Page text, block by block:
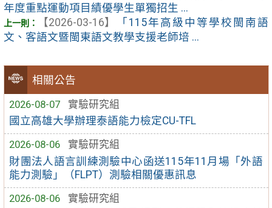
相關公告
2026-08-07
實驗研究組
國立高雄大學辦理泰語能力檢定CU-TFL
2026-08-06
實驗研究組
財團法人語言訓練測驗中心函送115年11月場「外語
能力測驗」（FLPT）測驗相關優惠訊息
2026-08-06
實驗研究組
年度重點運動項目績優學生單獨招生 ...
【2026-03-16】
「115年高級中等學校閩南語
文、客語文暨閩東語文教學支援老師培 ...